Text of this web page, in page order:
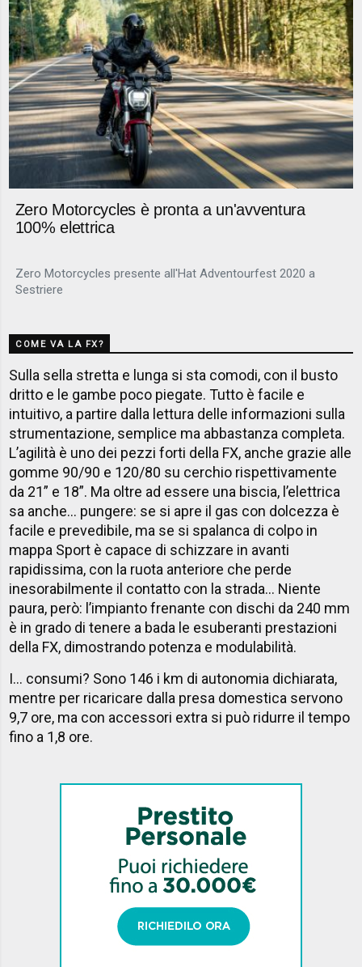
Zero Motorcycles è pronta a un'avventura
100% elettrica
Zero Motorcycles presente all'Hat Adventourfest 2020 a
Sestriere
COME VA LA FX?
Sulla sella stretta e lunga si sta comodi, con il busto
dritto e le gambe poco piegate. Tutto è facile e
intuitivo, a partire dalla lettura delle informazioni sulla
strumentazione, semplice ma abbastanza completa.
L’agilità è uno dei pezzi forti della FX, anche grazie alle
gomme 90/90 e 120/80 su cerchio rispettivamente
da 21” e 18”. Ma oltre ad essere una biscia, l’elettrica
sa anche... pungere: se si apre il gas con dolcezza è
facile e prevedibile, ma se si spalanca di colpo in
mappa Sport è capace di schizzare in avanti
rapidissima, con la ruota anteriore che perde
inesorabilmente il contatto con la strada... Niente
paura, però: l’impianto frenante con dischi da 240 mm
è in grado di tenere a bada le esuberanti prestazioni
della FX, dimostrando potenza e modulabilità.
I... consumi? Sono 146 i km di autonomia dichiarata,
mentre per ricaricare dalla presa domestica servono
9,7 ore, ma con accessori extra si può ridurre il tempo
fino a 1,8 ore.